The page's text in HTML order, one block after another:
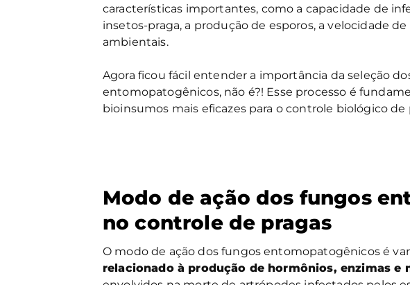
características importantes, como a capacidade de
insetos-praga, a produção de esporos, a velocidade
ambientais.
Agora ficou fácil entender a importância da seleção
entomopatogênicos, não é?! Esse processo é
bioinsumos mais eficazes para o controle biológico de
Modo de ação dos fungos
no controle de pragas
O modo de ação dos fungos entomopatogênicos é
relacionado à produção de hormônios, enzimas e